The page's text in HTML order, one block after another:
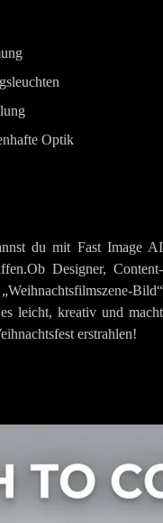
Optik
du mit Fast Image AI
Designer, Content-
Bild“
leicht, kreativ und macht
erstrahlen!